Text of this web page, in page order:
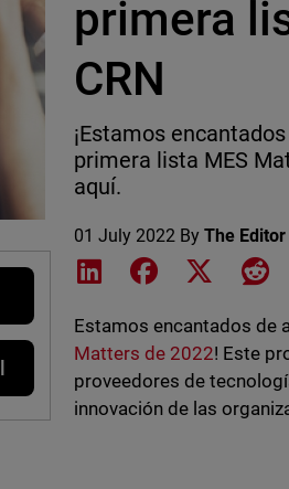
primera
CRN
¡Estamos
primera lista MES
aquí.
01 July 2022 ByThe Editor
Share on LinkedIn
Share onShare on
Estamos encantados de
Matters de 2022! Este
proveedores de
innovación de las